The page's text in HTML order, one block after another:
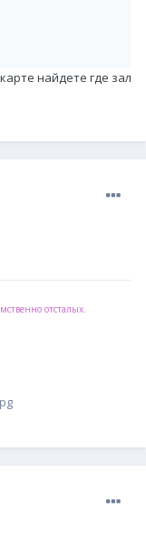
найдете где зал
отсталых.